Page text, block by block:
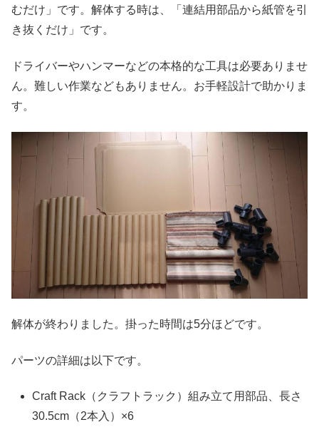
むだけ」です。解体する時は、「連結用部品から紙管を引
き抜くだけ」です。
ドライバーやハンマーなどの本格的な工具は必要ありませ
ん。難しい作業などもありません。お手軽設計で助かりま
す。
解体が終わりました。掛った時間は5分ほどです。
パーツの詳細は以下です。
Craft Rack（クラフトラック）組み立て用部品、長さ
30.5cm（2本入）×6